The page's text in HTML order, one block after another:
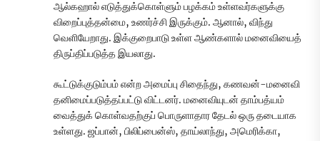
ஆல்கஹால் எடுத்துக்கொள்ளும் பழக்கம் உள்ளவர்களுக்கு
விறைப்புத்தன்மை, உணர்ச்சி இருக்கும். ஆனால், விந்து
வெளியேறாது. இக்குறைபாடு உள்ள ஆண்களால் மனைவியைத்
திருப்திப்படுத்த இயலாது.
கூட்டுக்குடும்பம் என்ற அமைப்பு சிதைந்து, கணவன்-மனைவி
தனிமைப்படுத்தப்பட்டு விட்டனர். மனைவியுடன் தாம்பத்யம்
வைத்துக் கொள்வதற்குப் பொருளாதார தேடல் ஒரு தடையாக
உள்ளது. ஜப்பான், பிலிப்பைன்ஸ், தாய்லாந்து, அமெரிக்கா,